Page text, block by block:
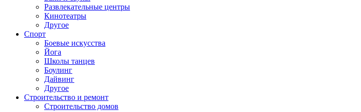
Развлекательные центры
Кинотеатры
Другое
Спорт
Боевые искусства
Йога
Школы танцев
Боулинг
Дайвинг
Другое
Строительство и ремонт
Строительство домов